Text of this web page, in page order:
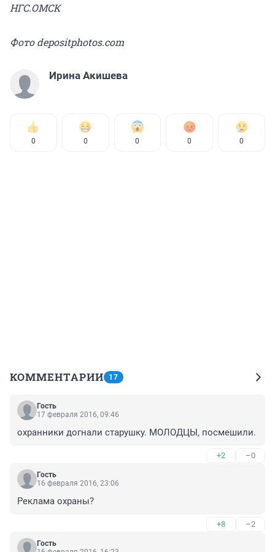
НГС.ОМСК
Фото depositphotos.com
Ирина Акишева
0 0 0 0 0
КОММЕНТАРИИ 17
Гость
17 февраля 2016, 09:46
охранники догнали старушку. МОЛОДЦЫ, посмешили.
+2 –0
Гость
16 февраля 2016, 23:06
Реклама охраны?
+8 –2
Гость